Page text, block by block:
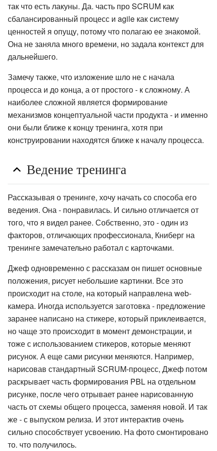
так что есть лакуны. Да. часть про SCRUM как
сбалансированный процесс и agile как систему
ценностей я опущу, потому что полагаю ее знакомой.
Она не заняла много времени, но задала контекст для
дальнейшего.
Замечу также, что изложение шло не с начала
процесса и до конца, а от простого - к сложному. А
наиболее сложной является формирование
механизмов концептуальной части продукта - и именно
они были ближе к концу тренинга, хотя при
конструировании находятся ближе к началу процесса.
Ведение тренинга
Рассказывая о тренинге, хочу начать со способа его
ведения. Она - понравилась. И сильно отличается от
того, что я видел ранее. Собственно, это - один из
факторов, отличающих профессионала, Книберг на
тренинге замечательно работал с карточками.
Джеф одновременно с рассказам он пишет основные
положения, рисует небольшие картинки. Все это
происходит на столе, на который направлена web-
камера. Иногда используется заготовка - предложение
заранее написано на стикере, который приклеивается,
но чаще это происходит в момент демонстрации, и
тоже с использованием стикеров, которые меняют
рисунок. А еще сами рисунки меняются. Например,
нарисовав стандартный SCRUM-процесс, Джеф потом
раскрывает часть формирования PBL на отдельном
рисунке, после чего отрывает ранее нарисованную
часть от схемы общего процесса, заменяя новой. И так
же - с выпуском релиза. И этот интерактив очень
сильно способствует усвоению. На фото смонтировано
то. что получилось.